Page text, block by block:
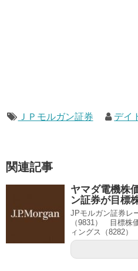
ＪＰモルガン証券 デイ
関連記事
ヤマダ電機株
ン証券が目標
JPモルガン証券レ
（9831） 目標株
ィングス（8282